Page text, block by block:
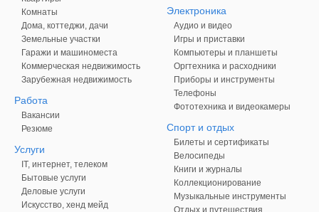
Комнаты
Дома, коттеджи, дачи
Земельные участки
Гаражи и машиноместа
Коммерческая недвижимость
Зарубежная недвижимость
Работа
Вакансии
Резюме
Услуги
IT, интернет, телеком
Бытовые услуги
Деловые услуги
Искусство, хенд мейд
Электроника
Аудио и видео
Игры и приставки
Компьютеры и планшеты
Оргтехника и расходники
Приборы и инструменты
Телефоны
Фототехника и видеокамеры
Спорт и отдых
Билеты и сертификаты
Велосипеды
Книги и журналы
Коллекционирование
Музыкальные инструменты
Отдых и путешествия